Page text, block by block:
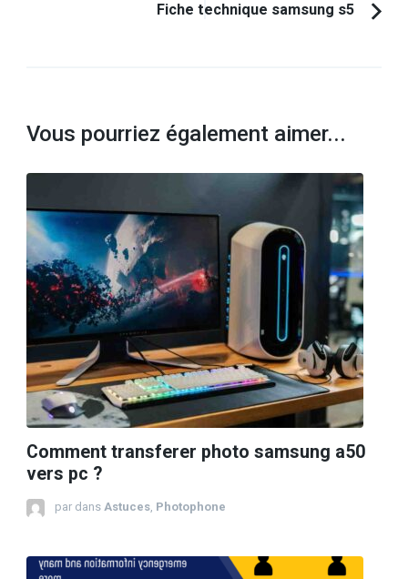
Fiche technique samsung s5
Vous pourriez également aimer...
Comment transferer photo samsung a50
vers pc ?
par dans Astuces, Photophone